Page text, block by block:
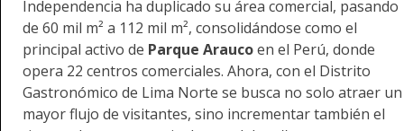
Independencia ha duplicado su área comercial, pasando
de 60 mil m² a 112 mil m², consolidándose como el
principal activo de Parque Araucoen el Perú, donde
opera 22 centros comerciales. Ahora, con el Distrito
Gastronómico de Lima Norte se busca no solo atraer un
mayor flujo de visitantes, sino incrementar también el